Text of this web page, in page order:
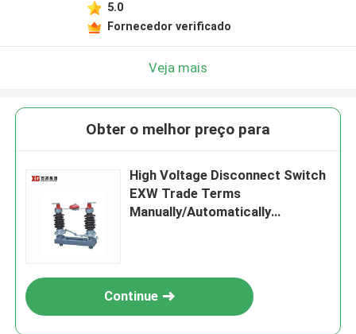
5.0
Fornecedor verificado
Veja mais
Obter o melhor preço para
High Voltage Disconnect Switch
EXW Trade Terms
Manually/Automatically
Continue